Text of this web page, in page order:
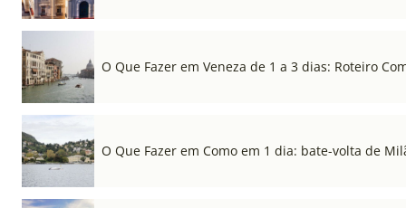
O Que Fazer em Veneza de 1 a 3 dias: Roteiro
O Que Fazer em Como em 1 dia: bate-volta de